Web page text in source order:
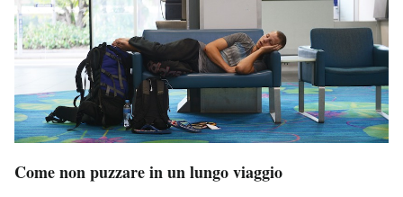
Come non puzzare in un lungo viaggio